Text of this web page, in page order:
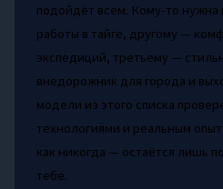
подойдёт всем. Кому-то
работы в тайге, другому —
экспедиций, третьему —
внедорожник для города и
модели из этого списка
технологиями и реальным
как никогда — остаётся лишь
тебе.